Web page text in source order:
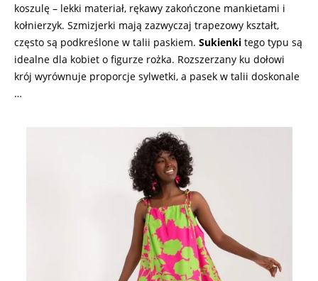
koszulę – lekki materiał, rękawy zakończone mankietami i
kołnierzyk. Szmizjerki mają zazwyczaj trapezowy kształt,
często są podkreślone w talii paskiem. Sukienki tego typu są
idealne dla kobiet o figurze rożka. Rozszerzany ku dołowi
krój wyrównuje proporcje sylwetki, a pasek w talii doskonale
…